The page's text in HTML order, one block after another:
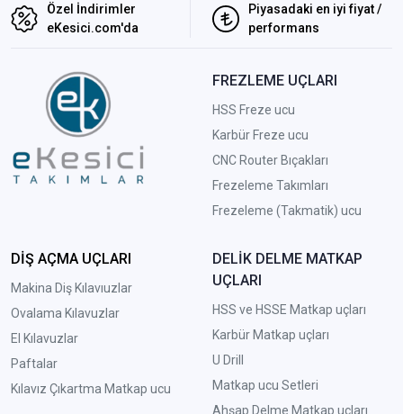
Özel İndirimler
eKesici.com'da
Piyasadaki en iyi fiyat /
performans
FREZLEME UÇLARI
HSS Freze ucu
Karbür Freze ucu
CNC Router Bıçakları
Frezeleme Takımları
Frezeleme (Takmatik) ucu
DİŞ AÇMA UÇLARI
Makina Diş Kılavıuzlar
Ovalama Kılavuzlar
El Kılavuzlar
Paftalar
Kılavız Çıkartma Matkap ucu
DELİK DELME MATKAP
UÇLARI
HSS ve HSSE Matkap uçları
Karbür Matkap uçları
U Drill
Matkap ucu Setleri
Ahşap Delme Matkap uçları